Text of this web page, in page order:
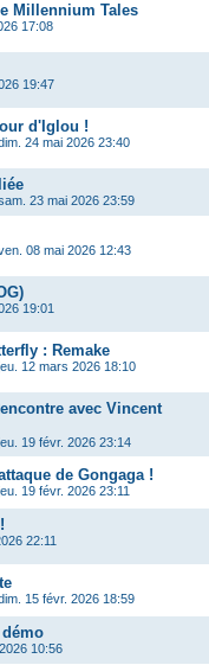
Millennium Tales
17:08
19:47
d'Iglou !
24 mai 2026 23:40
23 mai 2026 23:59
08 mai 2026 12:43
19:01
: Remake
12 mars 2026 18:10
avec Vincent
19 févr. 2026 23:14
de Gongaga !
19 févr. 2026 23:11
22:11
15 févr. 2026 18:59
démo
10:56